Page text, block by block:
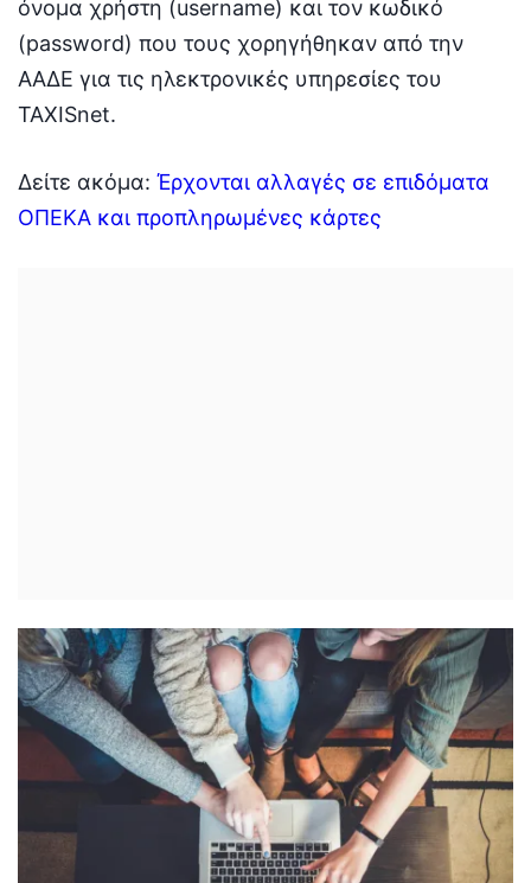
όνομα χρήστη (username) και τον κωδικό
(password) που τους χορηγήθηκαν από την
ΑΑΔΕ για τις ηλεκτρονικές υπηρεσίες του
TAXISnet.
Δείτε ακόμα: Έρχονται αλλαγές σε επιδόματα
ΟΠΕΚΑ και προπληρωμένες κάρτες